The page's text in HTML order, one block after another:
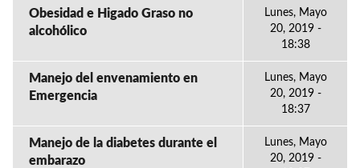
Obesidad e Higado Graso no
alcohólico
Lunes, Mayo
20, 2019 -
18:38
Manejo del envenamiento en
Emergencia
Lunes, Mayo
20, 2019 -
18:37
Manejo de la diabetes durante el
embarazo
Lunes, Mayo
20, 2019 -